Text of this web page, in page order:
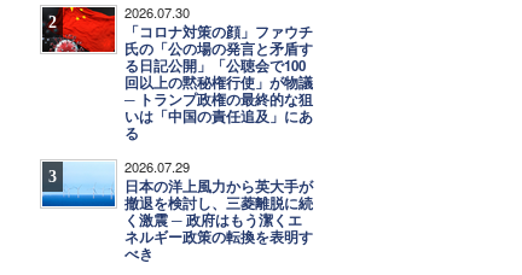
2 2026.07.30
「コロナ対策の顔」ファウチ
氏の「公の場の発言と矛盾す
る日記公開」「公聴会で100
回以上の黙秘権行使」が物議
─ トランプ政権の最終的な狙
いは「中国の責任追及」にあ
る
3 2026.07.29
日本の洋上風力から英大手が
撤退を検討し、三菱離脱に続
く激震 ─ 政府はもう潔くエ
ネルギー政策の転換を表明す
べき